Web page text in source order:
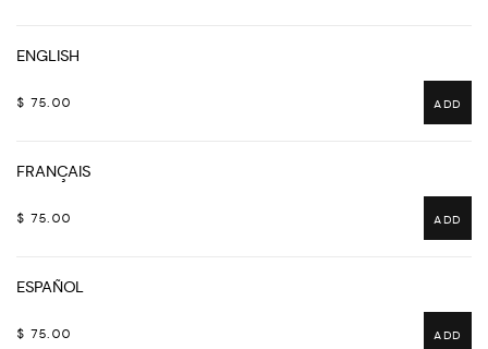
ENGLISH
$ 75.00 ADD
FRANÇAIS
$ 75.00 ADD
ESPAÑOL
$ 75.00 ADD